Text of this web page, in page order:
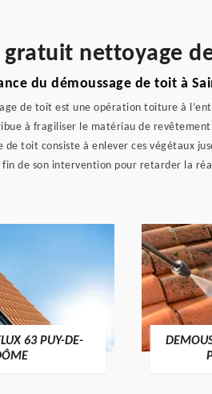
gratuit nettoyage
du démoussage de toit à
de toit est une opération toiture à
à fragiliser le matériau de
de toit consiste à enlever ces végétaux
fin de son intervention pour retarder la
63 PUY-DE-